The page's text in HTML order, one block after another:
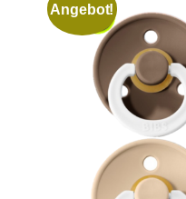
Angebot!